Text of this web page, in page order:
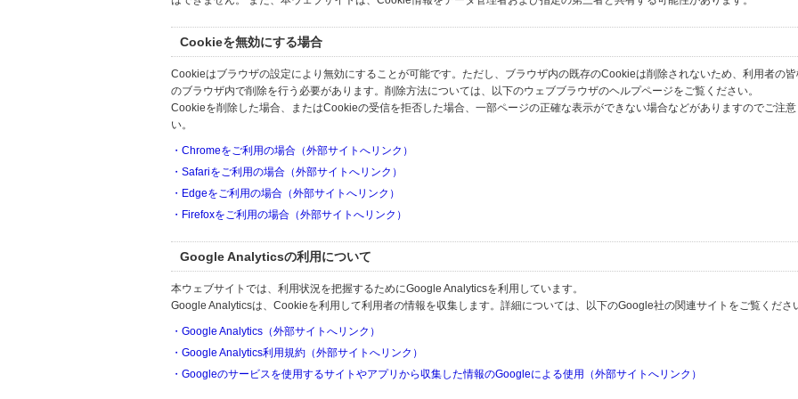
Cookieを無効にする場合
Cookieはブラウザの設定により無効にすることが可能です。ただし、ブラウザ内の既存のCookieは削除されないため、利用者の
のブラウザ内で削除を行う必要があります。削除方法については、以下のウェブブラウザのヘルプページをご覧ください。
Cookieを削除した場合、またはCookieの受信を拒否した場合、一部ページの正確な表示ができない場合などがありますのでご注意
い。
・Chromeをご利用の場合（外部サイトへリンク）
・Safariをご利用の場合（外部サイトへリンク）
・Edgeをご利用の場合（外部サイトへリンク）
・Firefoxをご利用の場合（外部サイトへリンク）
Google Analyticsの利用について
本ウェブサイトでは、利用状況を把握するためにGoogle Analyticsを利用しています。
Google Analyticsは、Cookieを利用して利用者の情報を収集します。詳細については、以下のGoogle社の関連サイトをご覧くださ
・Google Analytics（外部サイトへリンク）
・Google Analytics利用規約（外部サイトへリンク）
・Googleのサービスを使用するサイトやアプリから収集した情報のGoogleによる使用（外部サイトへリンク）